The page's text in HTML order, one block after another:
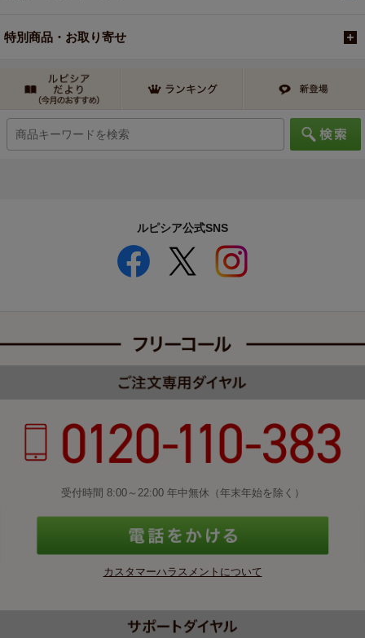
特別商品・お取り寄せ
ルピシア公式SNS
受付時間 8:00～22:00 年中無休（年末年始を除く）
カスタマーハラスメントについて